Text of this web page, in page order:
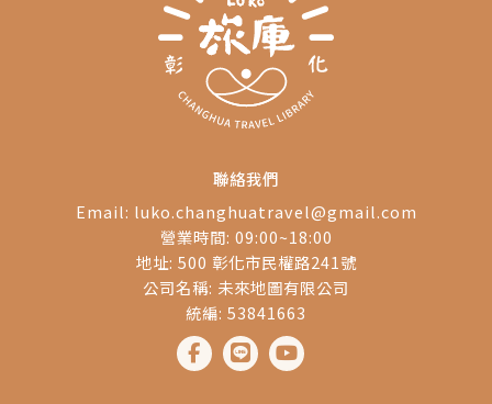
聯絡我們
Email: luko.changhuatravel@gmail.com
營業時間: 09:00~18:00
地址: 500 彰化市民權路241號
公司名稱: 未來地圖有限公司
統編: 53841663